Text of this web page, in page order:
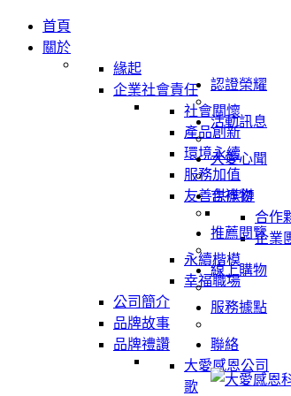
首頁
關於
緣起
企業社會責任
社會關懷
產品創新
環境永續
服務加值
友善供應鏈
合作
企業
永續楷模
幸福職場
公司簡介
品牌故事
品牌禮讚
大愛感恩公司
歌
認證榮耀
活動訊息
大愛心聞
吉祥物
推薦閱覽
線上購物
服務據點
聯絡